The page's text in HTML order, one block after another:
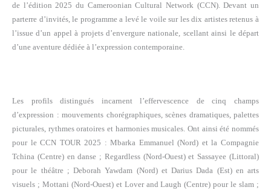
de l’édition 2025 du Cameroonian Cultural Network (CCN). Devant un
parterre d’invités, le programme a levé le voile sur les dix artistes retenus à
l’issue d’un appel à projets d’envergure nationale, scellant ainsi le départ
d’une aventure dédiée à l’expression contemporaine.
Les profils distingués incarnent l’effervescence de cinq champs
d’expression : mouvements chorégraphiques, scènes dramatiques, palettes
picturales, rythmes oratoires et harmonies musicales. Ont ainsi été nommés
pour le CCN TOUR 2025 : Mbarka Emmanuel (Nord) et la Compagnie
Tchina (Centre) en danse ; Regardless (Nord-Ouest) et Sassayee (Littoral)
pour le théâtre ; Deborah Yawdam (Nord) et Darius Dada (Est) en arts
visuels ; Mottani (Nord-Ouest) et Lover and Laugh (Centre) pour le slam ;